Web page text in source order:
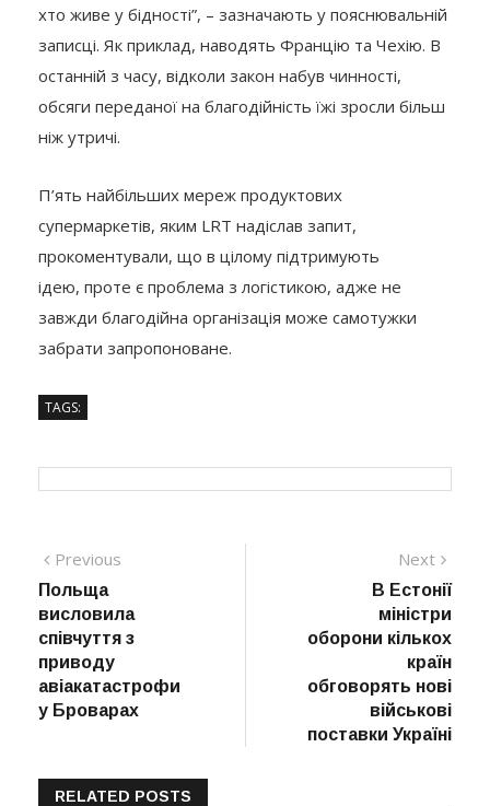
хто живе у бідності”, – зазначають у пояснювальній
записці. Як приклад, наводять Францію та Чехію. В
останній з часу, відколи закон набув чинності,
обсяги переданої на благодійність їжі зросли більш
ніж утричі.
П’ять найбільших мереж продуктових
супермаркетів, яким LRT надіслав запит,
прокоментували, що в цілому підтримують
ідею, проте є проблема з логістикою, адже не
завжди благодійна організація може самотужки
забрати запропоноване.
TAGS:
Навігація
записів
Previous
Польща
висловила
співчуття з
приводу
авіакатастрофи
у Броварах
Next
post:
В Естонії
міністри
оборони кількох
країн
обговорять нові
військові
поставки Україні
RELATED POSTS